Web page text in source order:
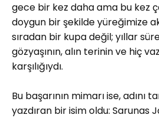
gece bir kez daha ama bu kez
doygun bir şekilde yüreğimize
sıradan bir kupa değil; yıllar
gözyaşının, alın terinin ve hiç
karşılığıydı.
Bu başarının mimarı ise, adını
yazdıran bir isim oldu: Sarunas